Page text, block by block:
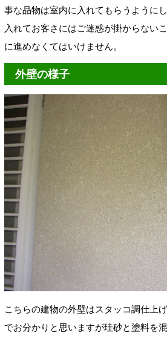
事な品物は室内に入れてもらうように
入れてお客さにはご迷惑が掛からない
に進めなくてはいけません。
外壁の様子
こちらの建物の外壁はスタッコ調仕上
でお分かりと思いますが珪砂と塗料を